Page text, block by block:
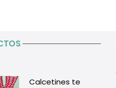
Calcetines te